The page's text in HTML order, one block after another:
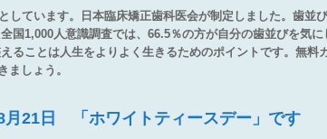
しています。日本臨床矯正歯科医会が制定しました。歯並
国1,000人意識調査では、66.5％の方が自分の歯並びを気
ることは人生をよりよく生きるためのポイントです。無料
ましょう。
月21日 「ホワイトティースデー」です